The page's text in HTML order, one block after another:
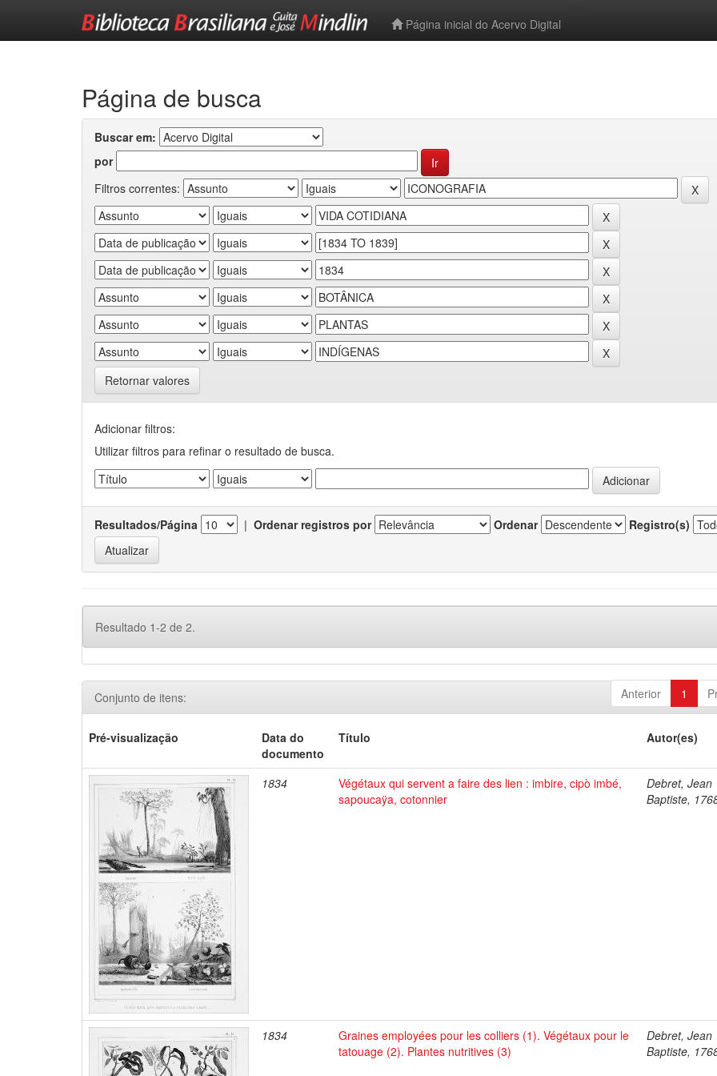
Página inicial do Acervo Digital
Página de busca
Buscar em:
por
Filtros correntes:
Retornar valores
Adicionar filtros:
Utilizar filtros para refinar o resultado de busca.
Resultados/Página | Ordenar registros por Ordenar Registro(s)
Resultado 1-2 de 2.
Anterior 1
Conjunto de itens:
Pré-visualização
Data do
documento
Título Autor(es)
1834
Végétaux qui servent a faire des lien : imbire, cipò imbé,
sapoucaÿa, cotonnier
Debret, Jean
Baptiste,
1834
Graines employées pour les colliers (1). Végétaux pour le
tatouage (2). Plantes nutritives (3)
Debret, Jean
Baptiste,